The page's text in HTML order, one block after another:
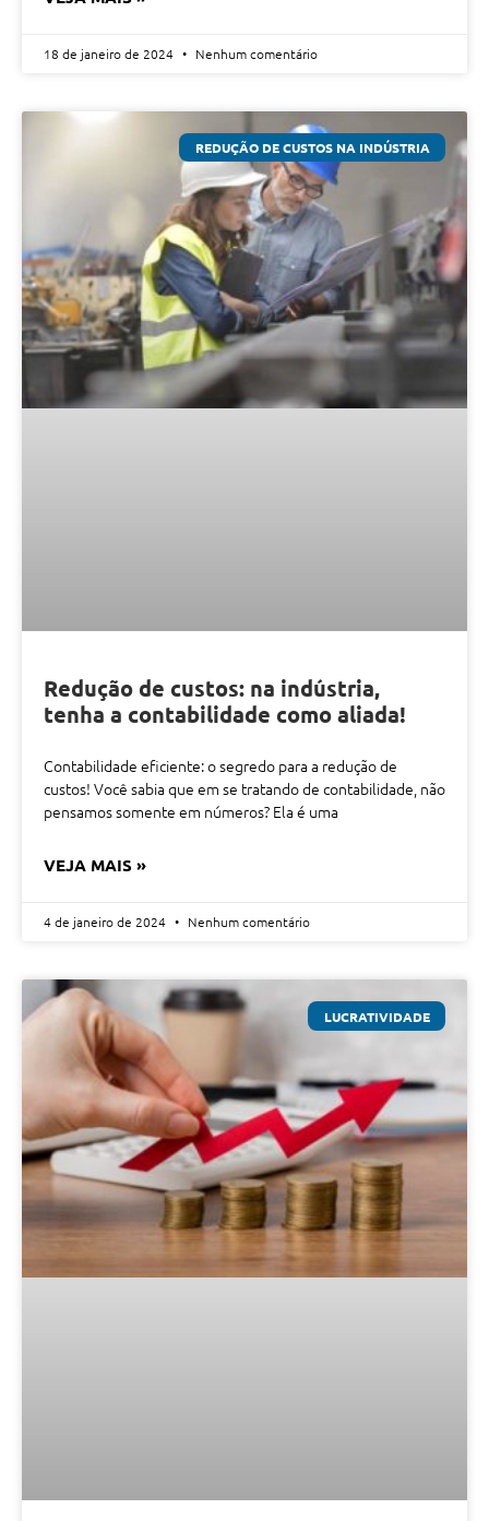
18 de janeiro de 2024 Nenhum comentário
REDUÇÃO DE CUSTOS NA INDÚSTRIA
Redução de custos: na indústria,
tenha a contabilidade como aliada!
Contabilidade eficiente: o segredo para a redução de
custos! Você sabia que em se tratando de contabilidade, não
pensamos somente em números? Ela é uma
VEJA MAIS »
4 de janeiro de 2024 Nenhum comentário
LUCRATIVIDADE